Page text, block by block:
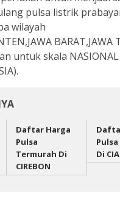
pulsa listrik
wilayah
BARAT,JAWA
untuk skala NASIONAL
Daftar Harga
Pulsa
Termurah Di
CIREBON
Di